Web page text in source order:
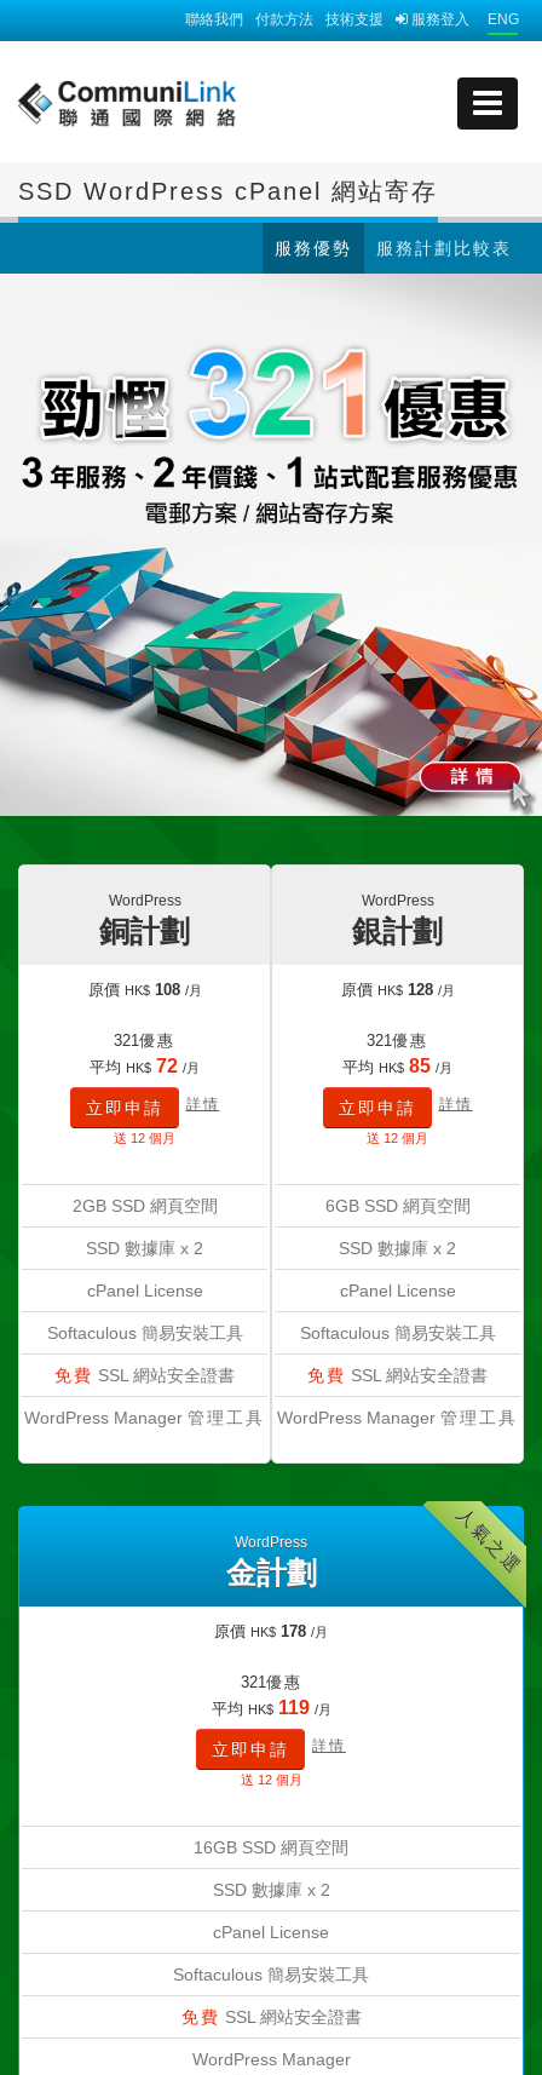
ENG
服務登入
技術支援
付款方法
聯絡我們
SSD WordPress cPanel 網站寄存
服務計劃比較表
服務優勢
WordPress
銅計劃
原價 HK$ 108 /月
321優惠
平均 HK$ 72 /月
立即申請 詳情
送 12 個月
2GB SSD 網頁空間
SSD 數據庫 x 2
cPanel License
Softaculous簡易安裝工具
免費 SSL 網站安全證書
WordPress Manager 管理工具
WordPress
銀計劃
原價 HK$ 128 /月
321優惠
平均 HK$ 85 /月
立即申請 詳情
送 12 個月
6GB SSD 網頁空間
SSD 數據庫 x 2
cPanel License
Softaculous簡易安裝工具
免費 SSL 網站安全證書
WordPress Manager 管理工具
人氣之選
WordPress
金計劃
原價 HK$ 178 /月
321優惠
平均 HK$ 119 /月
立即申請 詳情
送 12 個月
16GB SSD 網頁空間
SSD 數據庫 x 2
cPanel License
Softaculous 簡易安裝工具
免費 SSL 網站安全證書
WordPress Manager